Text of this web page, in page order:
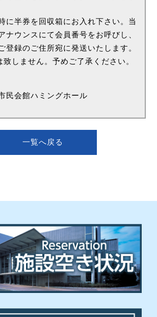
に半券を回収箱にお入れ下さい。当
ナウンスにて会員番号をお呼びし、
登録のご住所宛に発送いたします。
しません。予めご了承ください。
民会館ハミングホール
一覧へ戻る